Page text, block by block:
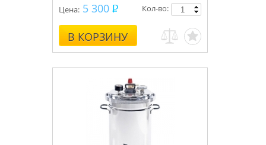
Цена: 5 300
В КОРЗИНУ
Кол-во: